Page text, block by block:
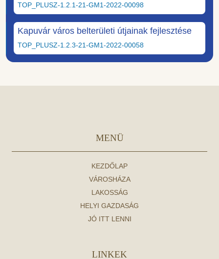
TOP_PLUSZ-1.2.1-21-GM1-2022-00098
Kapuvár város belterületi útjainak fejlesztése
TOP_PLUSZ-1.2.3-21-GM1-2022-00058
MENÜ
KEZDŐLAP
VÁROSHÁZA
LAKOSSÁG
HELYI GAZDASÁG
JÓ ITT LENNI
LINKEK